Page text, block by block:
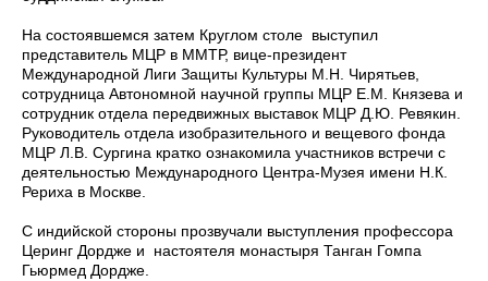
На состоявшемся затем Круглом столе выступил
представитель МЦР в ММТР, вице-президент
Международной Лиги Защиты Культуры М.Н. Чирятьев,
сотрудница Автономной научной группы МЦР Е.М. Князева и
сотрудник отдела передвижных выставок МЦР Д.Ю. Ревякин.
Руководитель отдела изобразительного и вещевого фонда
МЦР Л.В. Сургина кратко ознакомила участников встречи с
деятельностью Международного Центра-Музея имени Н.К.
Рериха в Москве.
С индийской стороны прозвучали выступления профессора
Церинг Дордже и настоятеля монастыря Танган Гомпа
Гьюрмед Дордже.